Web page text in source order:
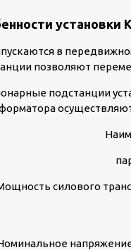
установки
в
позволяют
подстанции
силового